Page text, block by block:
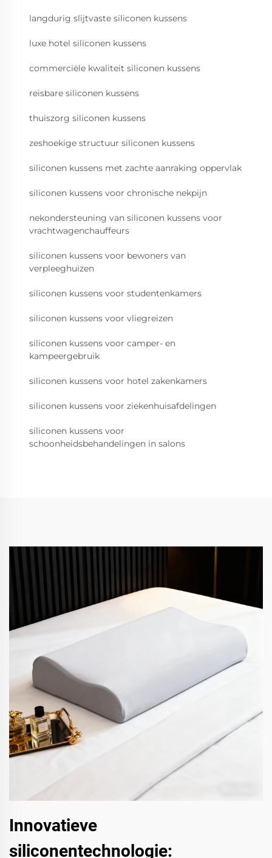
langdurig slijtvaste siliconen kussens
luxe hotel siliconen kussens
commerciële kwaliteit siliconen kussens
reisbare siliconen kussens
thuiszorg siliconen kussens
zeshoekige structuur siliconen kussens
siliconen kussens met zachte aanraking oppervlak
siliconen kussens voor chronische nekpijn
nekondersteuning van siliconen kussens voor
vrachtwagenchauffeurs
siliconen kussens voor bewoners van
verpleeghuizen
siliconen kussens voor studentenkamers
siliconen kussens voor vliegreizen
siliconen kussens voor camper- en
kampeergebruik
siliconen kussens voor hotel zakenkamers
siliconen kussens voor ziekenhuisafdelingen
siliconen kussens voor
schoonheidsbehandelingen in salons
Innovatieve
siliconentechnologie: